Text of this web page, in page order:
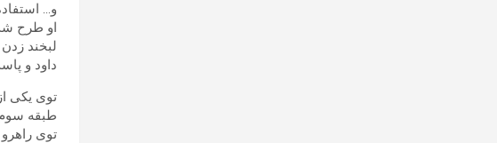
و…
او طرح
لبخند
داود و
توی یکی
طبقه سوم
توی